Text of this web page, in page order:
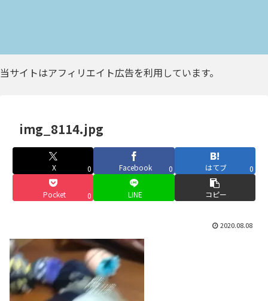
当サイトはアフィリエイト広告を利用しています。
img_8114.jpg
X 0 Facebook 0 はてブ 0
Pocket 0 LINE コピー
2020.08.08